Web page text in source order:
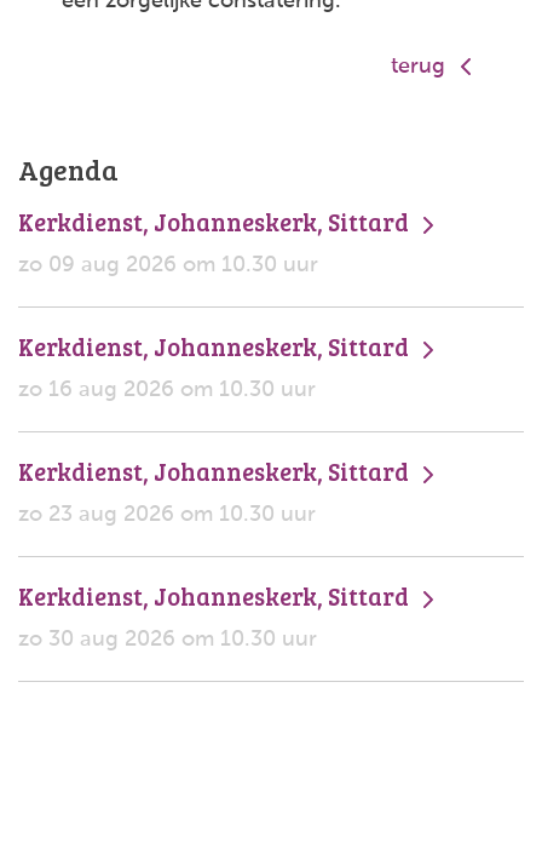
terug
Agenda
Kerkdienst, Johanneskerk, Sittard
zo 09 aug 2026 om 10.30 uur
Kerkdienst, Johanneskerk, Sittard
zo 16 aug 2026 om 10.30 uur
Kerkdienst, Johanneskerk, Sittard
zo 23 aug 2026 om 10.30 uur
Kerkdienst, Johanneskerk, Sittard
zo 30 aug 2026 om 10.30 uur